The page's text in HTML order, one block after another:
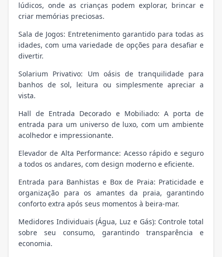
lúdicos, onde as crianças podem explorar, brincar e
criar memórias preciosas.
Sala de Jogos: Entretenimento garantido para todas as
idades, com uma variedade de opções para desafiar e
divertir.
Solarium Privativo: Um oásis de tranquilidade para
banhos de sol, leitura ou simplesmente apreciar a
vista.
Hall de Entrada Decorado e Mobiliado: A porta de
entrada para um universo de luxo, com um ambiente
acolhedor e impressionante.
Elevador de Alta Performance: Acesso rápido e seguro
a todos os andares, com design moderno e eficiente.
Entrada para Banhistas e Box de Praia: Praticidade e
organização para os amantes da praia, garantindo
conforto extra após seus momentos à beira-mar.
Medidores Individuais (Água, Luz e Gás): Controle total
sobre seu consumo, garantindo transparência e
economia.